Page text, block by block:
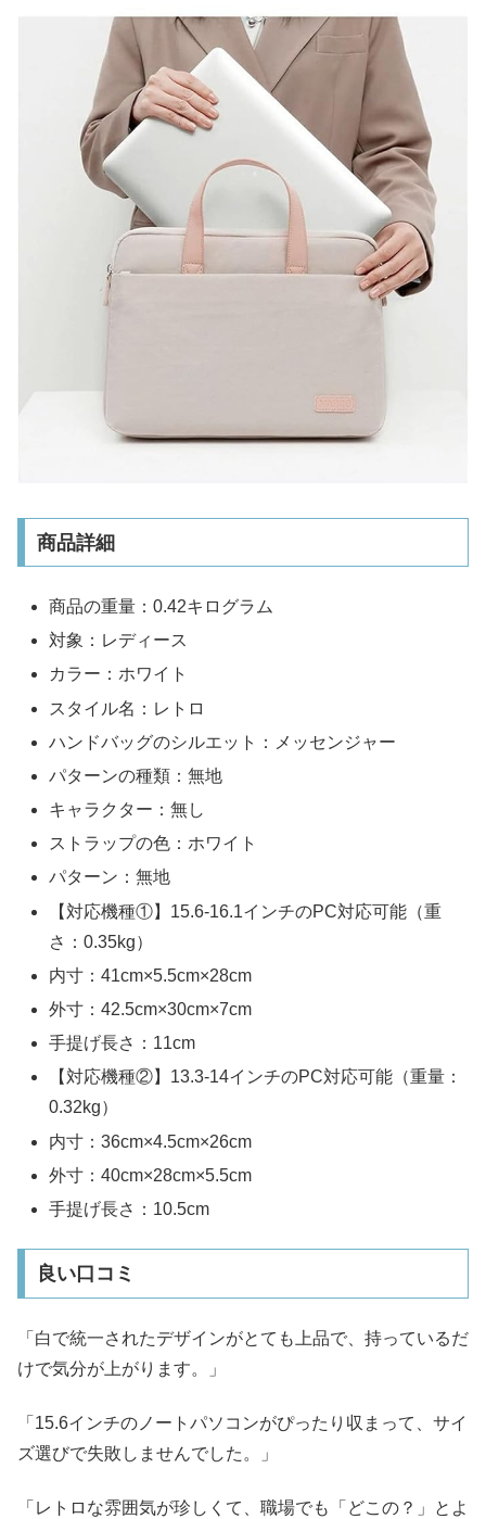
商品詳細
商品の重量：0.42キログラム
対象：レディース
カラー：ホワイト
スタイル名：レトロ
ハンドバッグのシルエット：メッセンジャー
パターンの種類：無地
キャラクター：無し
ストラップの色：ホワイト
パターン：無地
【対応機種①】15.6-16.1インチのPC対応可能（重
さ：0.35kg）
内寸：41cm×5.5cm×28cm
外寸：42.5cm×30cm×7cm
手提げ長さ：11cm
【対応機種②】13.3-14インチのPC対応可能（重量：
0.32kg）
内寸：36cm×4.5cm×26cm
外寸：40cm×28cm×5.5cm
手提げ長さ：10.5cm
良い口コミ
「白で統一されたデザインがとても上品で、持っているだ
けで気分が上がります。」
「15.6インチのノートパソコンがぴったり収まって、サイ
ズ選びで失敗しませんでした。」
「レトロな雰囲気が珍しくて、職場でも「どこの？」とよ